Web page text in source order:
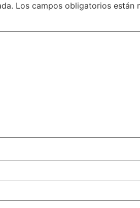
Los campos obligatorios están